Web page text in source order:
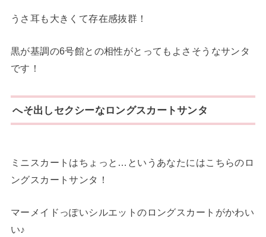
うさ耳も大きくて存在感抜群！
黒が基調の6号館との相性がとってもよさそうなサンタ
です！
へそ出しセクシーなロングスカートサンタ
ミニスカートはちょっと…というあなたにはこちらのロ
ングスカートサンタ！
マーメイドっぽいシルエットのロングスカートがかわい
い♪